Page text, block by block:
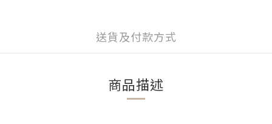
送貨及付款方式
商品描述